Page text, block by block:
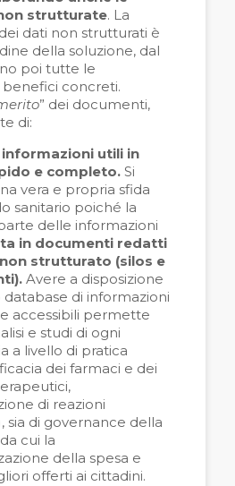
strutturate. La
dati non strutturati è
della soluzione, dal
poi tutte le
benefici concreti.
” dei documenti,
di:
utili in
e completo. Si
vera e propria sfida
sanitario poiché la
delle informazioni
in documenti redatti
strutturato (silos e
Avere a disposizione
database di informazioni
accessibili permette
e studi di ogni
a livello di pratica
dei farmaci e dei
di reazioni
sia di governance della
cui la
della spesa e
offerti ai cittadini.